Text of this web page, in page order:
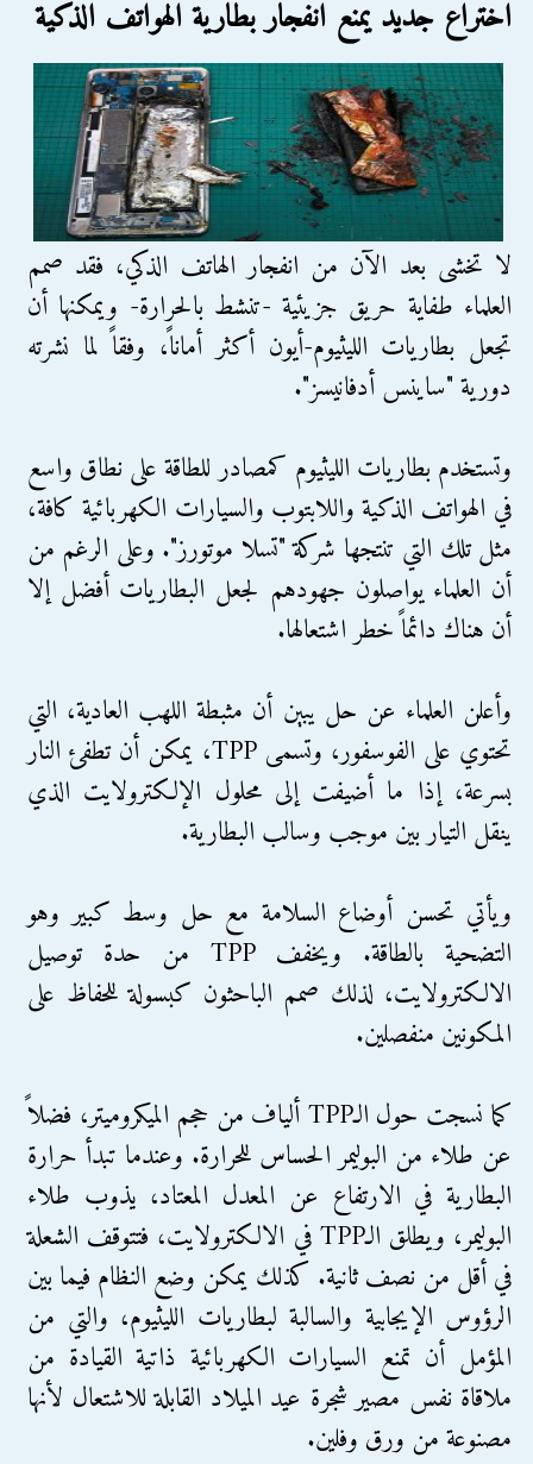
اختراع جديد يمنع انفجار بطارية الهواتف الذكية
لا تخشى بعد الآن من انفجار الهاتف الذكي، فقد صمم
العلماء طفاية حريق جزيئية -تنشط بالحرارة- ويمكنها أن
تجعل بطاريات الليثيوم-أيون أكثر أماناً، وفقاً لما نشرته
دورية "ساينس أدفانيسز".
وتستخدم بطاريات الليثيوم كمصادر للطاقة على نطاق واسع
في الهواتف الذكية واللابتوب والسيارات الكهربائية كافة،
مثل تلك التي تنتجها شركة "تسلا موتورز". وعلى الرغم من
أن العلماء يواصلون جهودهم لجعل البطاريات أفضل إلا
أن هناك دائماً خطر اشتعالها.
وأعلن العلماء عن حل يبين أن مثبطة اللهب العادية، التي
تحتوي على الفوسفور، وتسمى TPP، يمكن أن تطفئ النار
بسرعة، إذا ما أضيفت إلى محلول الإلكترولايت الذي
ينقل التيار بين موجب وسالب البطارية.
ويأتي تحسن أوضاع السلامة مع حل وسط كبير وهو
التضحية بالطاقة. ويخفف TPP من حدة توصيل
الالكترولايت، لذلك صمم الباحثون كبسولة للحفاظ على
المكونين منفصلين.
كما نسجت حول الـTPP ألياف من حجم الميكروميتر، فضلاً
عن طلاء من البوليمر الحساس للحرارة. وعندما تبدأ حرارة
البطارية في الارتفاع عن المعدل المعتاد، يذوب طلاء
البوليمر، ويطلق الـTPP في الالكترولايت، فتتوقف الشعلة
في أقل من نصف ثانية. كذلك يمكن وضع النظام فيما بين
الرؤوس الإيجابية والسالبة لبطاريات الليثيوم، والتي من
المؤمل أن تمنع السيارات الكهربائية ذاتية القيادة من
ملاقاة نفس مصير شجرة عيد الميلاد القابلة للاشتعال لأنها
مصنوعة من ورق وفلين.